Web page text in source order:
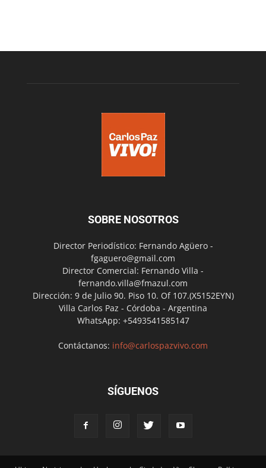
SOBRE NOSOTROS
Director Periodístico: Fernando Agüero -
fgaguero@gmail.com
Director Comercial: Fernando Villa -
fernando.villa@fmazul.com
Dirección: 9 de Julio 90. Piso 10. Of 107.(X5152EYN)
Villa Carlos Paz - Córdoba - Argentina
WhatsApp: +5493541585147
Contáctanos: info@carlospazvivo.com
SÍGUENOS